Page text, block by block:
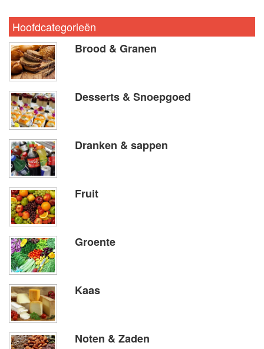
Hoofdcategorieën
Brood & Granen
Desserts & Snoepgoed
Dranken & sappen
Fruit
Groente
Kaas
Noten & Zaden